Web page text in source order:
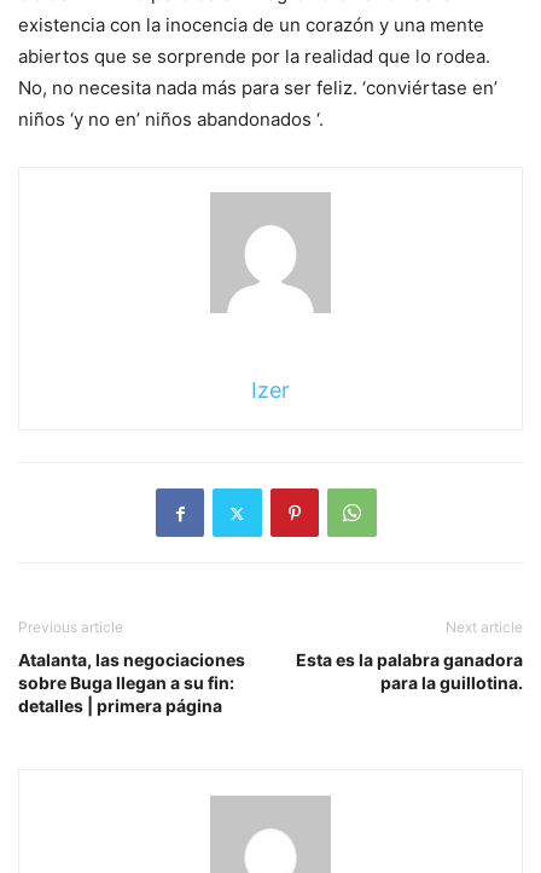
existencia con la inocencia de un corazón y una mente
abiertos que se sorprende por la realidad que lo rodea.
No, no necesita nada más para ser feliz. ‘conviértase en’
niños ‘y no en’ niños abandonados ‘.
Izer
Previous article
Atalanta, las negociaciones
sobre Buga llegan a su fin:
detalles | primera página
Next article
Esta es la palabra ganadora
para la guillotina.